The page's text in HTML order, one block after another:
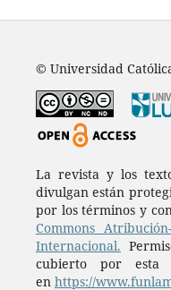
© Universidad
La revista y los
divulgan están
por los términos y
Commons
Internacional.
cubierto por esta
en https://